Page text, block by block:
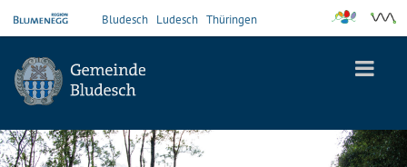
Bludesch Ludesch Thüringen